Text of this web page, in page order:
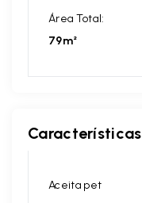
Área Total:
79m²
Características
Aceita pet